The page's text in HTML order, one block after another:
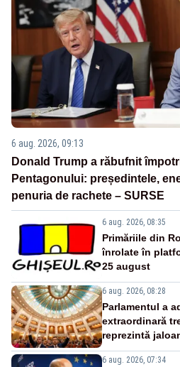
6 aug. 2026, 09:13
Donald Trump a răbufnit
Pentagonului: președintele,
penuria de rachete – SURSE
6 aug. 2026, 08:35
Primăriile din
înrolate în
25 august
6 aug. 2026, 08:28
Parlamentul a
extraordinară
reprezintă
6 aug. 2026, 07:34